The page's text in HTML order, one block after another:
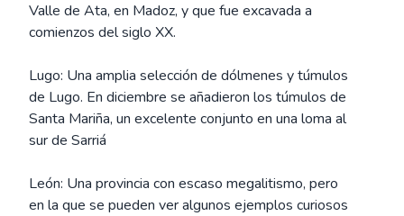
Valle de Ata, en Madoz, y que fue excavada a
comienzos del siglo XX.
Lugo: Una amplia selección de dólmenes y túmulos
de Lugo. En diciembre se añadieron los túmulos de
Santa Mariña, un excelente conjunto en una loma al
sur de Sarriá
León: Una provincia con escaso megalitismo, pero
en la que se pueden ver algunos ejemplos curiosos